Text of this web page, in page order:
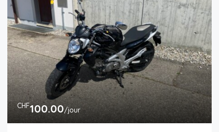
CHF100.00/jour